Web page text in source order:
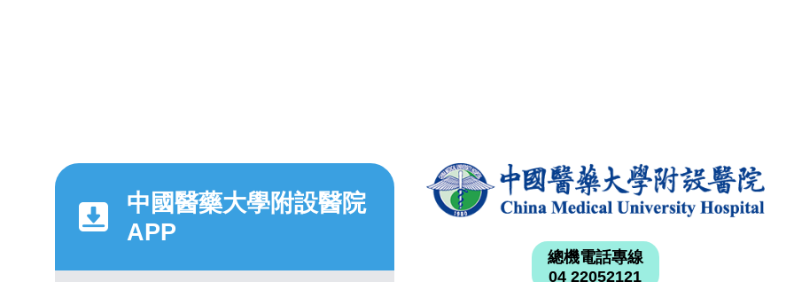
中國醫藥大學附設醫院
APP
總機電話專線
04 22052121